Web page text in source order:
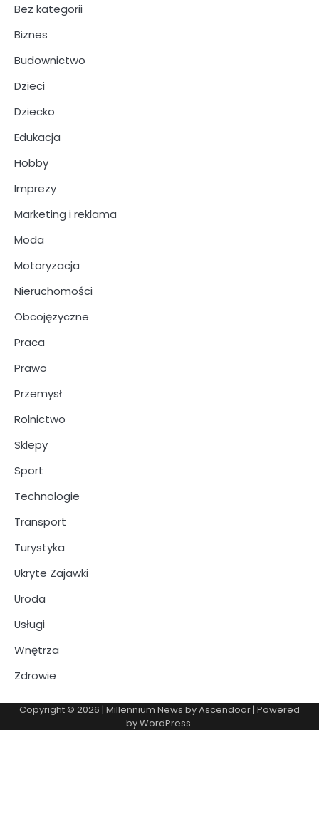
Bez kategorii
Biznes
Budownictwo
Dzieci
Dziecko
Edukacja
Hobby
Imprezy
Marketing i reklama
Moda
Motoryzacja
Nieruchomości
Obcojęzyczne
Praca
Prawo
Przemysł
Rolnictwo
Sklepy
Sport
Technologie
Transport
Turystyka
Ukryte Zajawki
Uroda
Usługi
Wnętrza
Zdrowie
Copyright © 2026 | Millennium News byAscendoor| Powered
byWordPress.